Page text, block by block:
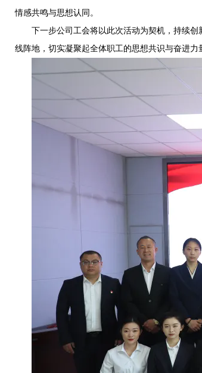
情感共鸣与思想认同。
下一步公司工会将以此次活动为契机，持续创
线阵地，切实凝聚起全体职工的思想共识与奋进